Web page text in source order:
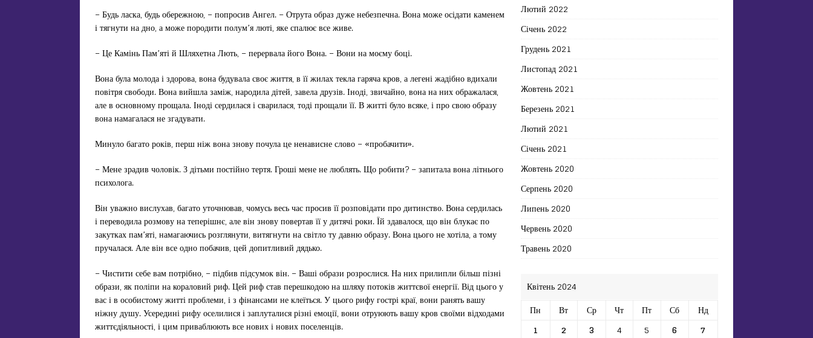
– Будь ласка, будь обережною, – попросив Ангел. – Отрута образ дуже небезпечна. Вона може осідати каменем
і тягнути на дно, а може породити полум’я люті, яке спалює все живе.
– Це Камінь Пам’яті й Шляхетна Лють, – перервала його Вона. – Вони на моєму боці.
Вона була молода і здорова, вона будувала своє життя, в її жилах текла гаряча кров, а легені жадібно вдихали
повітря свободи. Вона вийшла заміж, народила дітей, завела друзів. Іноді, звичайно, вона на них ображалася,
але в основному прощала. Іноді сердилася і сварилася, тоді прощали її. В житті було всяке, і про свою образу
вона намагалася не згадувати.
Минуло багато років, перш ніж вона знову почула це ненависне слово – «пробачити».
– Мене зрадив чоловік. З дітьми постійно тертя. Гроші мене не люблять. Що робити? – запитала вона літнього
психолога.
Він уважно вислухав, багато уточнював, чомусь весь час просив її розповідати про дитинство. Вона сердилась
і переводила розмову на теперішнє, але він знову повертав її у дитячі роки. Їй здавалося, що він блукає по
закутках пам’яті, намагаючись розглянути, витягнути на світло ту давню образу. Вона цього не хотіла, а тому
пручалася. Але він все одно побачив, цей допитливий дядько.
– Чистити себе вам потрібно, – підбив підсумок він. – Ваші образи розрослися. На них прилипли більш пізні
образи, як поліпи на кораловий риф. Цей риф став перешкодою на шляху потоків життєвої енергії. Від цього у
вас і в особистому житті проблеми, і з фінансами не клеїться. У цього рифу гострі краї, вони ранять вашу
ніжну душу. Усередині рифу оселилися і заплуталися різні емоції, вони отруюють вашу кров своїми відходами
життєдіяльності, і цим приваблюють все нових і нових поселенців.
Лютий 2022
Січень 2022
Грудень 2021
Листопад 2021
Жовтень 2021
Березень 2021
Лютий 2021
Січень 2021
Жовтень 2020
Серпень 2020
Липень 2020
Червень 2020
Травень 2020
Квітень 2024
Пн
Вт Ср Чт Пт Сб
Нд
1
2 3 4 5 6
7